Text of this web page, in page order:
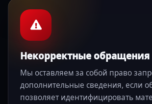
Некорректные обращения
Мы оставляем за собой право
дополнительные сведения, если
позволяет идентифицировать